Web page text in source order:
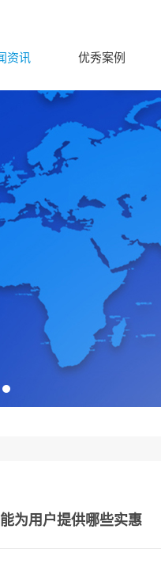
资讯 优秀案例
为用户提供哪些实惠